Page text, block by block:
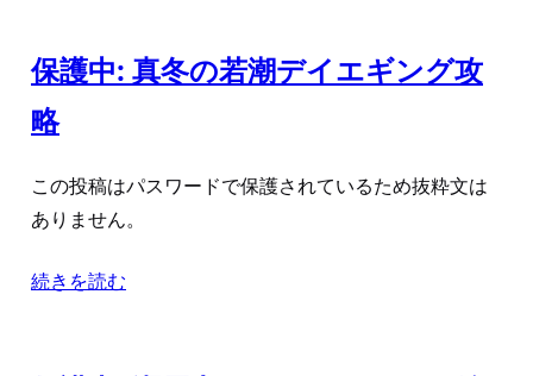
保護中: 真冬の若潮デイエギング攻
略
この投稿はパスワードで保護されているため抜粋文は
ありません。
続きを読む